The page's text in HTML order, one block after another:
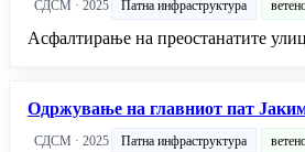
СДСМ · 2025 Патна инфраструктура
Асфалтирање на преостанатите
Одржување на главниот пат
СДСМ · 2025 Патна инфраструктура